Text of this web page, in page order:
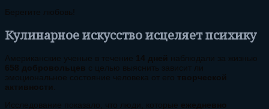
Берегите любовь!
Кулинарное искусство исцеляет психику
Американские ученые в течение 14 дней
наблюдали за жизнью
658 добровольцев с целью выяснить зависит ли
эмоциональное состояние человека от его
творческой
активности
Исследование показало, что люди, которые ежедневно